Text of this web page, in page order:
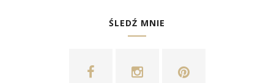
ŚLEDŹ MNIE